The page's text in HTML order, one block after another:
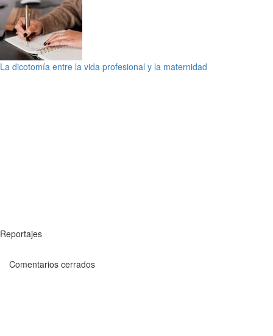
La dicotomía entre la vida profesional y la maternidad
Reportajes
Comentarios cerrados